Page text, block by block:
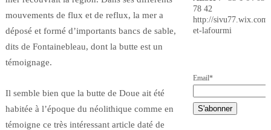
mouvements de flux et de reflux, la mer a
déposé et formé d’importants bancs de sable,
dits de Fontainebleau, dont la butte est un
témoignage.
Il semble bien que la butte de Doue ait été
habitée à l’époque du néolithique comme en
témoigne ce très intéressant article daté de
78 42
http://
et-lafourmi
Email*